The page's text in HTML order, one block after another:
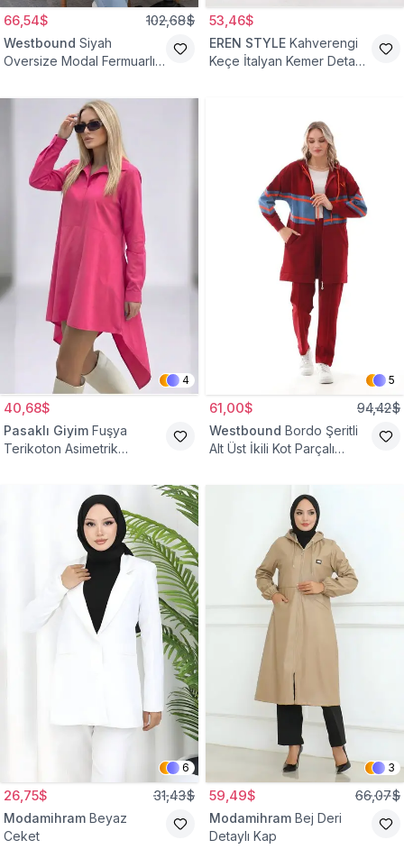
66,54$ 102,68$
Westbound Siyah
Oversize Modal Fermuarlı
53,46$
EREN STYLE Kahverengi
Keçe İtalyan Kemer Detaylı
4
40,68$
Pasaklı Giyim Fuşya
Terikoton Asimetrik
5
61,00$ 94,42$
Westbound Bordo Şeritli
Alt Üst İkili Kot Parçalı
6
26,75$ 31,43$
Modamihram Beyaz
Ceket
3
59,49$ 66,07$
Modamihram Bej Deri
Detaylı Kap